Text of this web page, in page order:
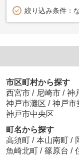
絞り込み条件：
市区町村から探す
西宮市 / 尼崎市 / 神
神戸市灘区 / 神戸市
神戸市中央区
町名から探す
高須町 / 本山南町 /
魚崎北町 / 篠原台 /